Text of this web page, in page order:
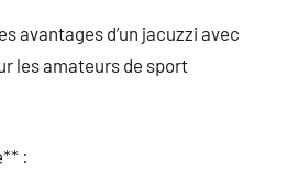
avantages d’un jacuzzi avec
les amateurs de sport
: